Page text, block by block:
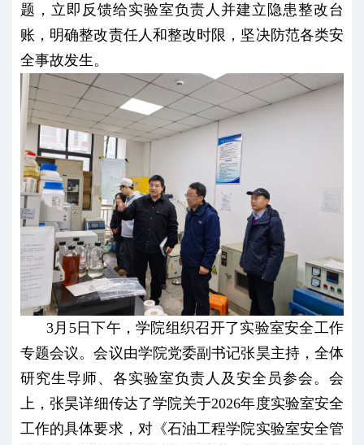
题，立即反馈给实验室负责人并建立隐患整改台
账，明确整改责任人和整改时限，坚决防范各类安
全事故发生。
3月5日下午，学院组织召开了实验室安全工作
专题会议。会议由学院党委副书记张昊主持，全体
研究生导师、各实验室负责人及安全员参会。会
上，张昊详细传达了学院关于2026年度实验室安全
工作的具体要求，对《石油工程学院实验室安全管